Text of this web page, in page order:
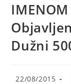
Dužni
Post
22/08/2015